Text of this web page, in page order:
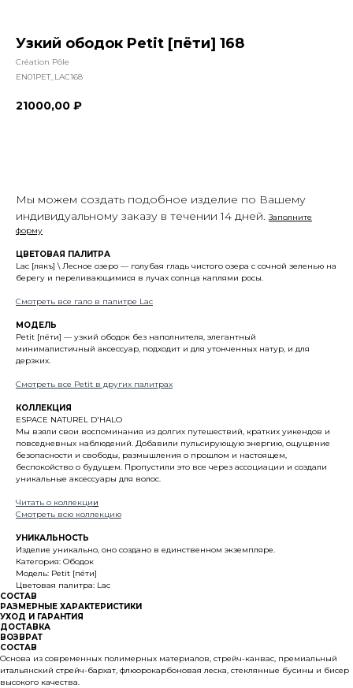
Узкий ободок Petit [пёти] 168
Création Pôle
EN01PET_LAC168
21000,00 ₽
Мы можем создать подобное изделие по Вашему
индивидуальному заказу в течении 14 дней.Заполните
форму
ЦВЕТОВАЯ ПАЛИТРА
Lac [лякъ] \ Лесное озеро — голубая гладь чистого озера с сочной зеленью на
берегу и переливающимися в лучах солнца каплями росы.
Смотреть все гало в палитре Lac
МОДЕЛЬ
Petit [пёти] — узкий ободок без наполнителя, элегантный
минималистичный аксессуар, подходит и для утонченных натур, и для
дерзких.
Смотреть все Petit в других палитрах
КОЛЛЕКЦИЯ
ESPACE NATUREL D'HALO
Мы взяли свои воспоминания из долгих путешествий, кратких уикендов и
повседневных наблюдений. Добавили пульсирующую энергию, ощущение
безопасности и свободы, размышления о прошлом и настоящем,
беспокойство о будущем. Пропустили это все через ассоциации и создали
уникальные аксессуары для волос.
Читать о коллекции
Смотреть всю коллекцию
УНИКАЛЬНОСТЬ
Изделие уникально, оно создано в единственном экземпляре.
Категория: Ободок
Модель: Petit [пёти]
Цветовая палитра: Lac
СОСТАВ
РАЗМЕРНЫЕ ХАРАКТЕРИСТИКИ
УХОД И ГАРАНТИЯ
ДОСТАВКА
ВОЗВРАТ
СОСТАВ
Основа из современных полимерных материалов, стрейч-канвас, премиальный
итальянский стрейч-бархат, флюорокарбоновая леска, стеклянные бусины и бисер
высокого качества.